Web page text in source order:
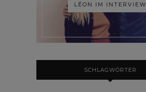
LÉON IM INTERVIEW
SCHLAGWÖRTER